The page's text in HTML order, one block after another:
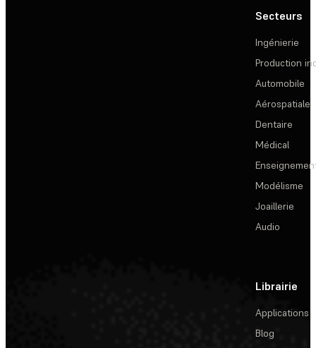
Secteurs
Ingénierie
Production
Automobile
Aérospatiale
Dentaire
Médical
Modélisme
Joaillerie
Audio
Librairie
Applications
Blog